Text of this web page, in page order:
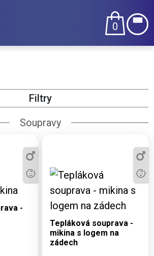
0
Filtry
Soupravy
-
Dostupné varianty:
Tepláková souprava -
mikina s logem na
zádech